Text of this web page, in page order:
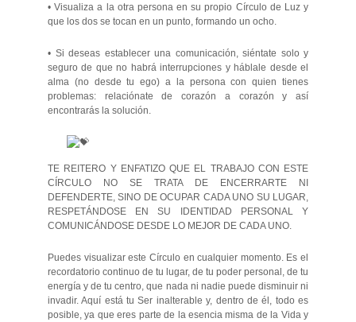
• Visualiza a la otra persona en su propio Círculo de Luz y
que los dos se tocan en un punto, formando un ocho.
• Si deseas establecer una comunicación, siéntate solo y
seguro de que no habrá interrupciones y háblale desde el
alma (no desde tu ego) a la persona con quien tienes
problemas: relaciónate de corazón a corazón y así
encontrarás la solución.
TE REITERO Y ENFATIZO QUE EL TRABAJO CON ESTE
CÍRCULO NO SE TRATA DE ENCERRARTE NI
DEFENDERTE, SINO DE OCUPAR CADA UNO SU LUGAR,
RESPETÁNDOSE EN SU IDENTIDAD PERSONAL Y
COMUNICÁNDOSE DESDE LO MEJOR DE CADA UNO.
Puedes visualizar este Círculo en cualquier momento. Es el
recordatorio continuo de tu lugar, de tu poder personal, de tu
energía y de tu centro, que nada ni nadie puede disminuir ni
invadir. Aquí está tu Ser inalterable y, dentro de él, todo es
posible, ya que eres parte de la esencia misma de la Vida y